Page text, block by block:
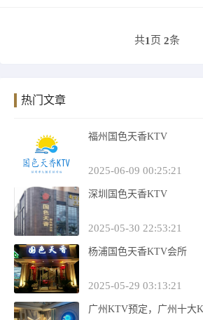
共1 页 2条
热门文章
福州国色天香KTV
2025-06-09 00:25:21
深圳国色天香KTV
2025-05-30 22:53:21
杨浦国色天香KTV会所
2025-05-29 03:13:21
广州KTV预定，广州十大